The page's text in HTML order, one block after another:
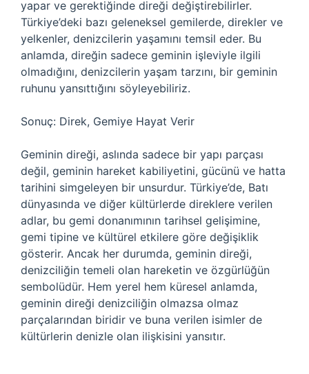
yapar ve gerektiğinde direği değiştirebilirler.
Türkiye’deki bazı geleneksel gemilerde, direkler ve
yelkenler, denizcilerin yaşamını temsil eder. Bu
anlamda, direğin sadece geminin işleviyle ilgili
olmadığını, denizcilerin yaşam tarzını, bir geminin
ruhunu yansıttığını söyleyebiliriz.
Sonuç: Direk, Gemiye Hayat Verir
Geminin direği, aslında sadece bir yapı parçası
değil, geminin hareket kabiliyetini, gücünü ve hatta
tarihini simgeleyen bir unsurdur. Türkiye’de, Batı
dünyasında ve diğer kültürlerde direklere verilen
adlar, bu gemi donanımının tarihsel gelişimine,
gemi tipine ve kültürel etkilere göre değişiklik
gösterir. Ancak her durumda, geminin direği,
denizciliğin temeli olan hareketin ve özgürlüğün
sembolüdür. Hem yerel hem küresel anlamda,
geminin direği denizciliğin olmazsa olmaz
parçalarından biridir ve buna verilen isimler de
kültürlerin denizle olan ilişkisini yansıtır.